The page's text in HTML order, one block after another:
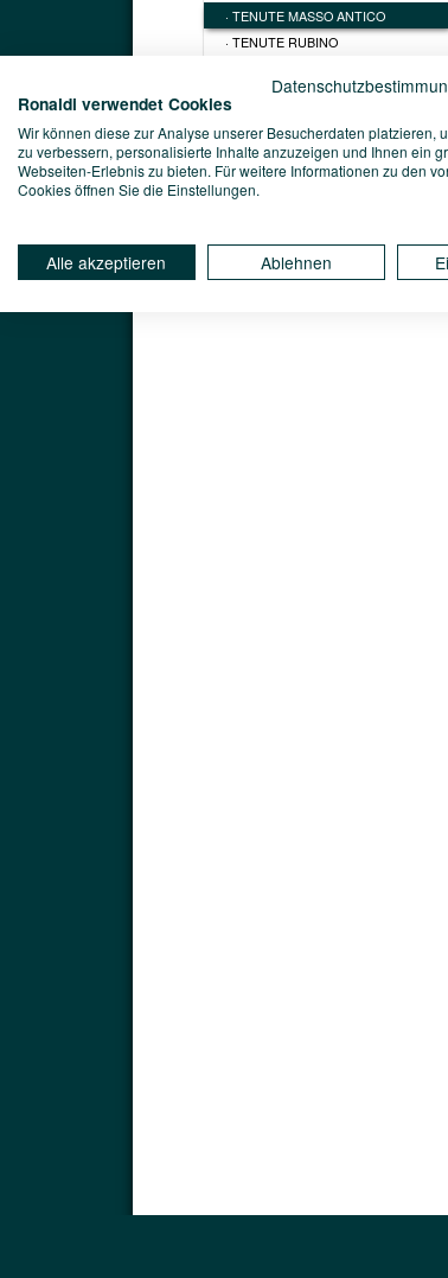
· TENUTE MASSO ANTICO
· TENUTE RUBINO
· TORREVENTO
KAMPANIEN | KALABRIEN
SARDINIEN | SIZILIEN
Ronaldi verwendet Cookies
Wir können diese zur Analyse unserer Besucherdaten platzieren,
zu verbessern, personalisierte Inhalte anzuzeigen und Ihnen ein
Webseiten-Erlebnis zu bieten. Für weitere Informationen zu den
Cookies öffnen Sie die Einstellungen.
Alle akzeptieren Ablehnen